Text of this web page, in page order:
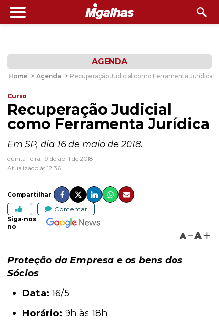
AGENDA
Home > Agenda > Recuperação Judicial como Ferramenta Jurídica
Curso
Recuperação Judicial
como Ferramenta Jurídica
Em SP, dia 16 de maio de 2018.
quinta-feira, 19 de abril de 2018
Atualizado às 12:36
Compartilhar
Comentar
Siga-nos
no
A A
Proteção da Empresa e os bens dos
Sócios
Data: 16/5
Horário: 9h às 18h